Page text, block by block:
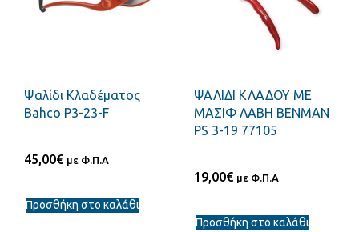
Ψαλίδι Κλαδέματος
Bahco P3-23-F
45,00€ με Φ.Π.Α
Προσθήκη στο καλάθι
ΨΑΛΙΔΙ ΚΛΑΔΟΥ ΜΕ
ΜΑΣΙΦ ΛΑΒΗ ΒΕΝΜΑΝ
PS 3-19 77105
19,00€ με Φ.Π.Α
Προσθήκη στο καλάθι